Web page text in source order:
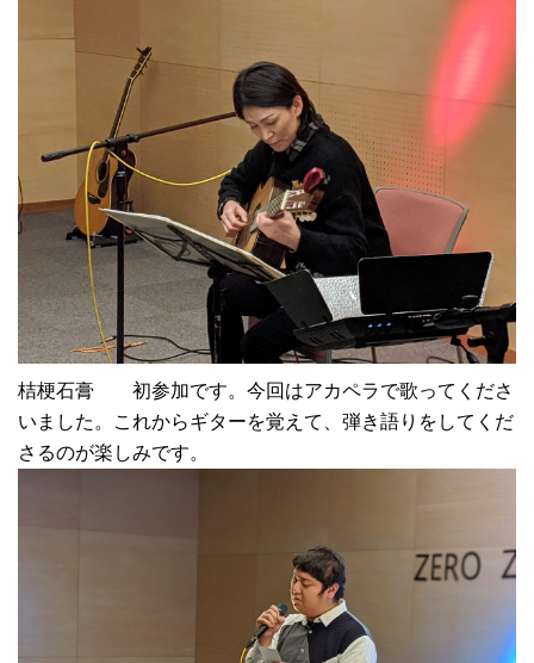
桔梗石膏 初参加です。今回はアカペラで歌ってくださ
いました。これからギターを覚えて、弾き語りをしてくだ
さるのが楽しみです。